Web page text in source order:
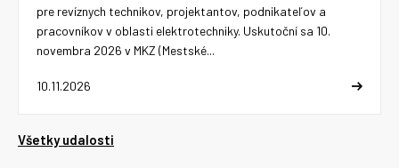
10.11.2026
pre revíznych technikov, projektantov, podnikateľov a
pracovníkov v oblasti elektrotechniky. Uskutoční sa 10.
novembra 2026 v MKZ (Mestské...
Všetky udalosti